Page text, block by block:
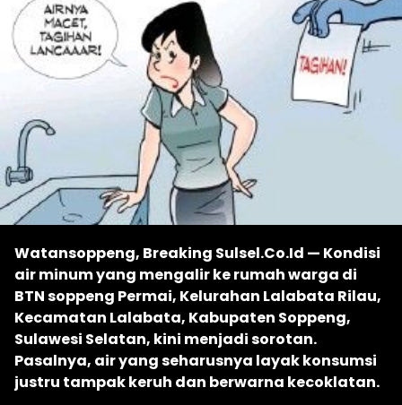
Watansoppeng, Breaking Sulsel.Co.Id — Kondisi
air minum yang mengalir ke rumah warga di
BTN soppeng Permai, Kelurahan Lalabata Rilau,
Kecamatan Lalabata, Kabupaten Soppeng,
Sulawesi Selatan, kini menjadi sorotan.
Pasalnya, air yang seharusnya layak konsumsi
justru tampak keruh dan berwarna kecoklatan.